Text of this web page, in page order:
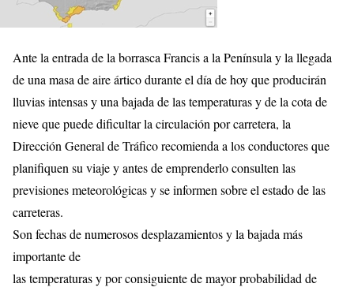
Ante la entrada de la borrasca Francis a la Península y la llegada
de una masa de aire ártico durante el día de hoy que producirán
lluvias intensas y una bajada de las temperaturas y de la cota de
nieve que puede dificultar la circulación por carretera, la
Dirección General de Tráfico recomienda a los conductores que
planifiquen su viaje y antes de emprenderlo consulten las
previsiones meteorológicas y se informen sobre el estado de las
carreteras.
Son fechas de numerosos desplazamientos y la bajada más
importante de
las temperaturas y por consiguiente de mayor probabilidad de